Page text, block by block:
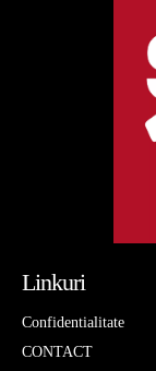
Linkuri
Confidentialitate
CONTACT